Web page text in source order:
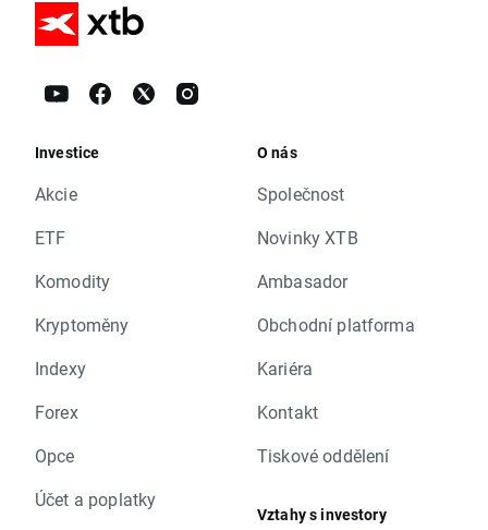
Investice
Akcie
ETF
Komodity
Kryptoměny
Indexy
Forex
Opce
Účet a poplatky
O nás
Společnost
Novinky XTB
Ambasador
Obchodní platforma
Kariéra
Kontakt
Tiskové oddělení
Vztahy s investory